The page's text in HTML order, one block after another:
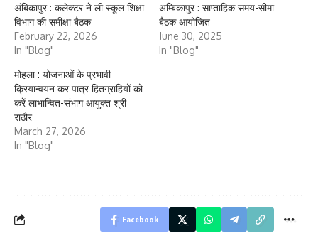
अंबिकापुर : कलेक्टर ने ली स्कूल शिक्षा
विभाग की समीक्षा बैठक
February 22, 2026
In "Blog"
अम्बिकापुर : साप्ताहिक समय-सीमा
बैठक आयोजित
June 30, 2025
In "Blog"
मोहला : योजनाओं के प्रभावी
क्रियान्वयन कर पात्र हितग्राहियों को
करें लाभान्वित-संभाग आयुक्त श्री
राठौर
March 27, 2026
In "Blog"
Facebook